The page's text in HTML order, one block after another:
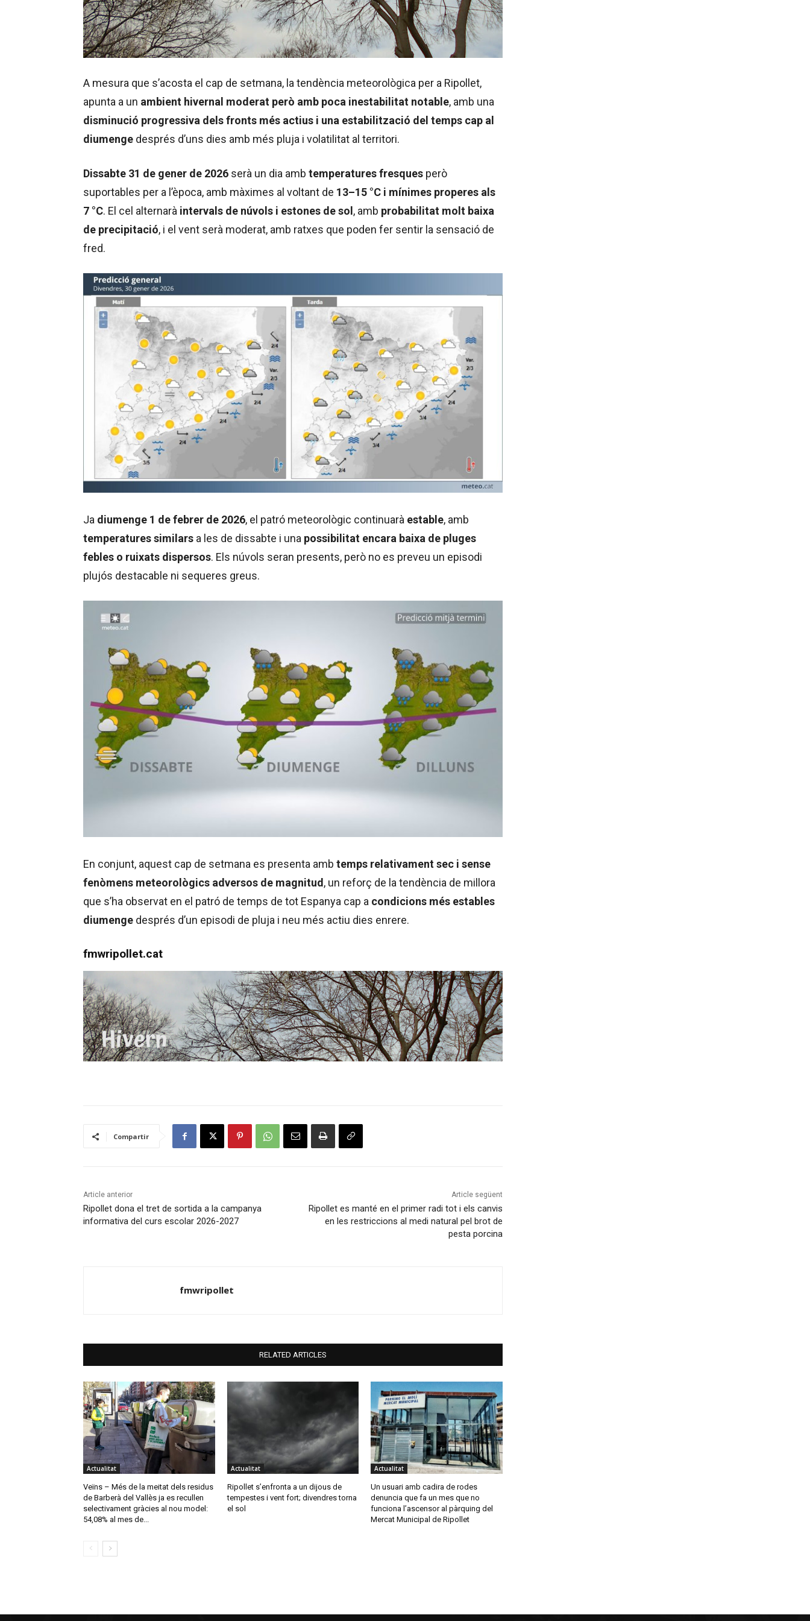
A mesura que s’acosta el cap de setmana, la tendència meteorològica per a Ripollet,
apunta a un ambient hivernal moderat però amb poca inestabilitat notable, amb una
disminució progressiva dels fronts més actius i una estabilització del temps cap al
diumenge després d’uns dies amb més pluja i volatilitat al territori.
Dissabte 31 de gener de 2026 serà un dia amb temperatures fresques però
suportables per a l’època, amb màximes al voltant de 13–15 °C i mínimes properes als
7 °C. El cel alternarà intervals de núvols i estones de sol, amb probabilitat molt baixa
de precipitació, i el vent serà moderat, amb ratxes que poden fer sentir la sensació de
fred.
Ja diumenge 1 de febrer de 2026, el patró meteorològic continuarà estable, amb
temperatures similars a les de dissabte i una possibilitat encara baixa de pluges
febles o ruixats dispersos. Els núvols seran presents, però no es preveu un episodi
plujós destacable ni sequeres greus.
En conjunt, aquest cap de setmana es presenta amb temps relativament sec i sense
fenòmens meteorològics adversos de magnitud , un reforç de la tendència de millora
que s’ha observat en el patró de temps de tot Espanya cap a condicions més estables
diumenge després d’un episodi de pluja i neu més actiu dies enrere.
fmwripollet.cat
Compartir
Article anterior
Ripollet dona el tret de sortida a la campanya
informativa del curs escolar 2026-2027
Article següent
Ripollet es manté en el primer radi tot i els canvis
en les restriccions al medi natural pel brot de
pesta porcina
fmwripollet
RELATED ARTICLES
Actualitat
Veïns – Més de la meitat dels residus
de Barberà del Vallès ja es recullen
selectivament gràcies al nou model:
54,08% al mes de...
Actualitat
Ripollet s’enfronta a un dijous de
tempestes i vent fort; divendres torna
el sol
Actualitat
Un usuari amb cadira de rodes
denuncia que fa un mes que no
funciona l’ascensor al pàrquing del
Mercat Municipal de Ripollet